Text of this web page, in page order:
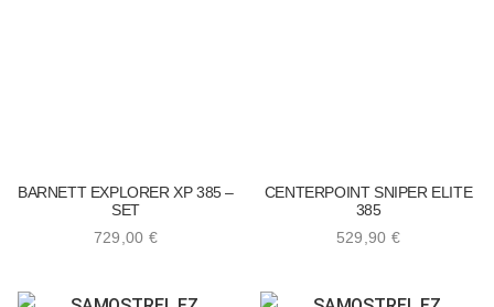
729,00 €
BARNETT EXPLORER XP 385 –
SET
529,90 €
CENTERPOINT SNIPER ELITE
385